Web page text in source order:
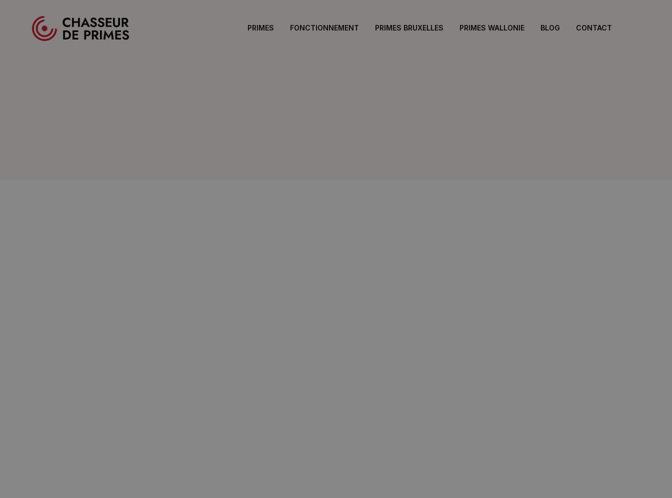
Spécialistes des primes pour professionnels
PRIMES FONCTIONNEMENT PRIMES BRUXELLES PRIMES WALLONIE BLOG CONTACT